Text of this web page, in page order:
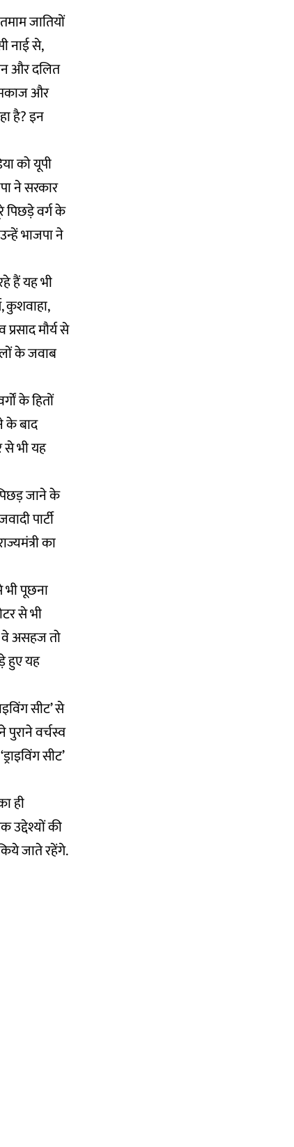
जातियों
नाई से,
और दलित
और
है? इन
को यूपी
ने सरकार
पिछड़े वर्ग के
भाजपा ने
हैं यह भी
कुशवाहा,
मौर्य से
के जवाब
के हितों
के बाद
से भी यह
जाने के
पार्टी
का
पूछना
से भी
वे असहज तो
हुए यह
सीट’ से
पुराने वर्चस्व
सीट’
ही
उद्देश्यों की
जाते रहेंगे.